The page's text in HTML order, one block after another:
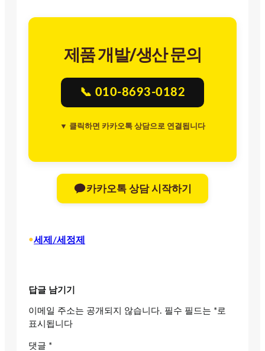
제품 개발/생산 문의
📞 010-8693-0182
▼ 클릭하면 카카오톡 상담으로 연결됩니다
카카오톡 상담 시작하기
•세제/세정제
답글 남기기
이메일 주소는 공개되지 않습니다. 필수 필드는 *로
표시됩니다
댓글 *